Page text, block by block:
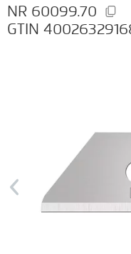
60099.70
Previous